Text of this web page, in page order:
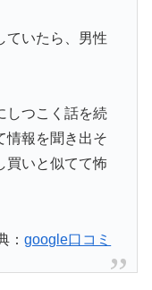
ていたら、男性
しつこく話を続
情報を聞き出そ
買いと似てて怖
：google口コミ